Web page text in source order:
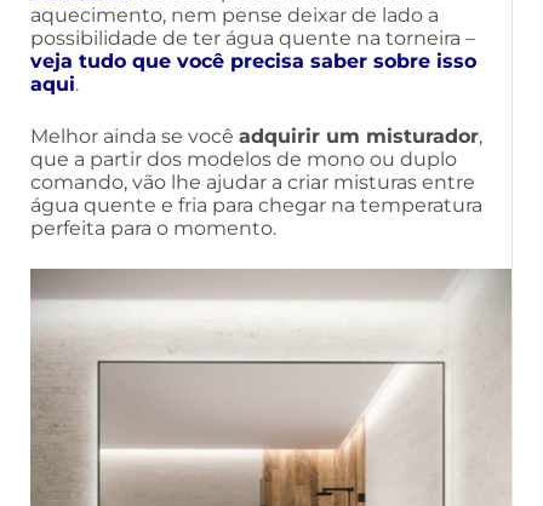
aquecimento, nem pense deixar de lado a
possibilidade de ter água quente na torneira –
veja tudo que você precisa saber sobre isso
aqui.
Melhor ainda se você adquirir um misturador,
que a partir dos modelos de mono ou duplo
comando, vão lhe ajudar a criar misturas entre
água quente e fria para chegar na temperatura
perfeita para o momento.